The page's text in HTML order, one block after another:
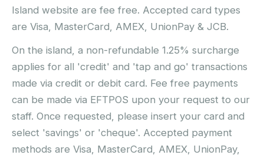
Island website are fee free. Accepted card types
are Visa, MasterCard, AMEX, UnionPay & JCB.
On the island, a non-refundable 1.25% surcharge
applies for all 'credit' and 'tap and go' transactions
made via credit or debit card. Fee free payments
can be made via EFTPOS upon your request to our
staff. Once requested, please insert your card and
select 'savings' or 'cheque'. Accepted payment
methods are Visa, MasterCard, AMEX, UnionPay,